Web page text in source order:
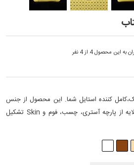
به این محصول 4 از 4 نفر
کننده استایل شما. این محصول از جنس
چرم مصنوعی است که از چند لایه از پارچه آستری، چسب، فوم و Skin تشکیل